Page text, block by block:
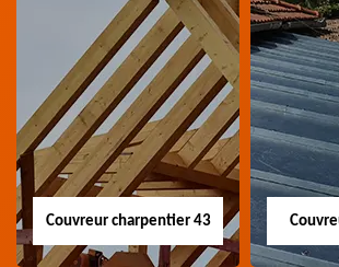
Couvreur charpentier 43